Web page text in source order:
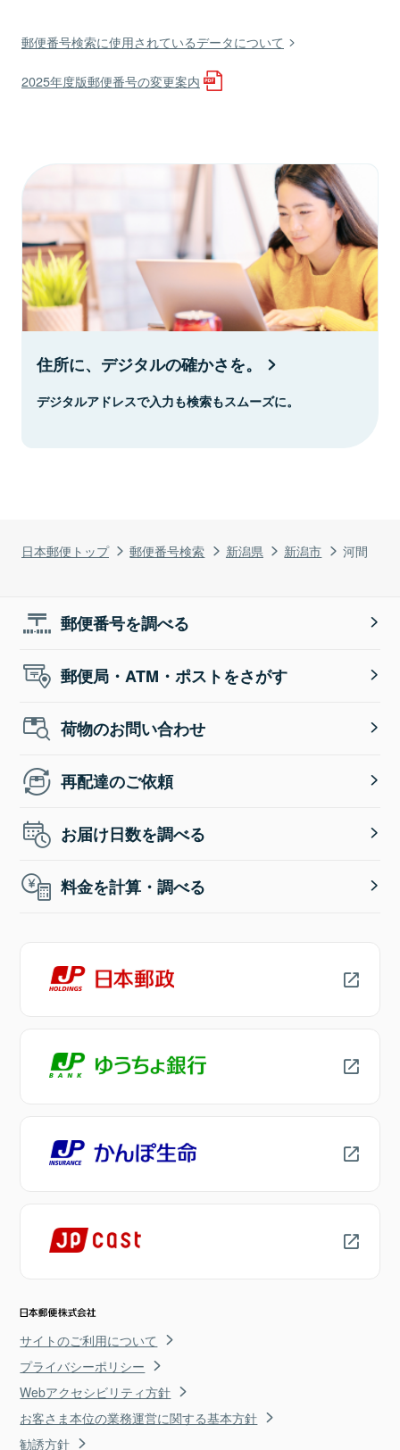
日本郵便トップ 郵便番号検索 新潟県 新潟市 河間
郵便番号検索に使用されているデータについて
2025年度版郵便番号の変更案内
住所に、デジタルの確かさを。
デジタルアドレスで入力も検索もスムーズに。
郵便番号を調べる
郵便局・ATM・ポストをさがす
荷物のお問い合わせ
再配達のご依頼
お届け日数を調べる
料金を計算・調べる
サイトのご利用について
プライバシーポリシー
Webアクセシビリティ方針
お客さま本位の業務運営に関する基本方針
勧誘方針